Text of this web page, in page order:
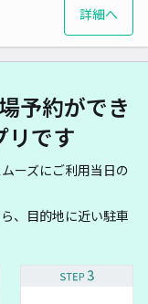
詳細へ
予約ができ
リです
ーズにご利用当日の
、目的地に近い駐車